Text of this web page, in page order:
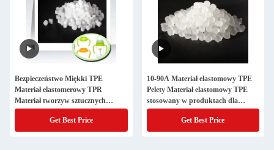
Bezpieczeństwo Miękki TPE
Materiał elastomerowy TPR
Materiał tworzyw sztucznych
Granule Przezroczyste Kolor
nieprzezroczysteGet Best Price
10-90A Materiał elastomowy TPE
Pelety Materiał elastomowy TPE
stosowany w produktach dla
niemowląt
Get Best Price